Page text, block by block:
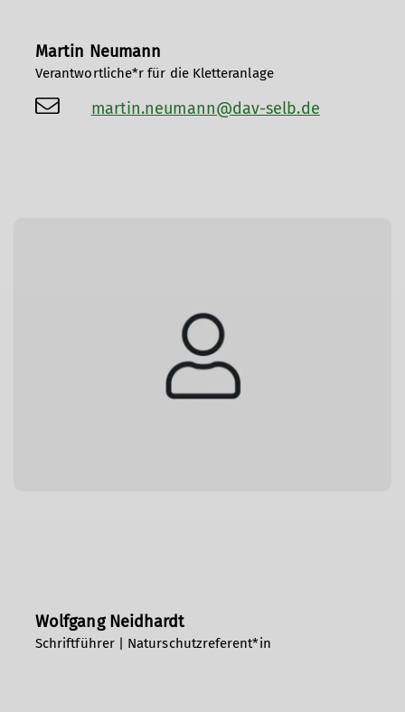
Martin Neumann
Verantwortliche*r für die Kletteranlage
martin.neumann@dav-selb.de
Wolfgang Neidhardt
Schriftführer | Naturschutzreferent*in